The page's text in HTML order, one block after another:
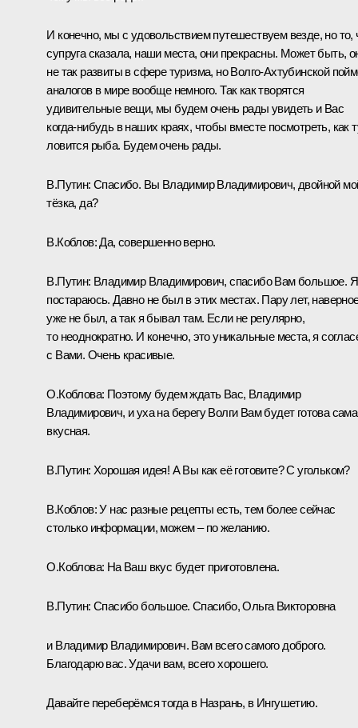
И конечно, мы с удовольствием путешествуем везде, но то,
супруга сказала, наши места, они прекрасны. Может быть,
не так развиты в сфере туризма, но Волго-Ахтубинской
аналогов в мире вообще немного. Так как творятся
удивительные вещи, мы будем очень рады увидеть и Вас
когда-нибудь в наших краях, чтобы вместе посмотреть, как
ловится рыба. Будем очень рады.
В.Путин: Спасибо. Вы Владимир Владимирович, двойной
тёзка, да?
В.Коблов:Да, совершенно верно.
В.Путин: Владимир Владимирович, спасибо Вам большое. Я
постараюсь. Давно не был в этих местах. Пару лет,
уже не был, а так я бывал там. Если не регулярно,
то неоднократно. И конечно, это уникальные места, я
с Вами. Очень красивые.
О.Коблова: Поэтому будем ждать Вас, Владимир
Владимирович, и уха на берегу Волги Вам будет готова
вкусная.
В.Путин: Хорошая идея! А Вы как её готовите? С угольком?
В.Коблов:У нас разные рецепты есть, тем более сейчас
столько информации, можем – по желанию.
О.Коблова: На Ваш вкус будет приготовлена.
В.Путин: Спасибо большое. Спасибо, Ольга Викторовна
и Владимир Владимирович. Вам всего самого доброго.
Благодарю вас. Удачи вам, всего хорошего.
Давайте переберёмся тогда в Назрань, в Ингушетию.